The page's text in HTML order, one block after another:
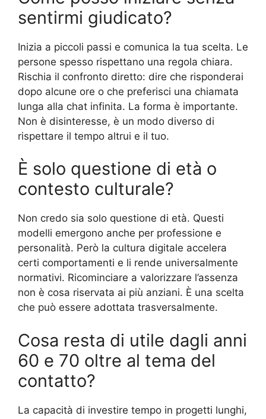
sentirmi giudicato?
Inizia a piccoli passi e comunica la tua scelta. Le
persone spesso rispettano una regola chiara.
Rischia il confronto diretto: dire che risponderai
dopo alcune ore o che preferisci una chiamata
lunga alla chat infinita. La forma è importante.
Non è disinteresse, è un modo diverso di
rispettare il tempo altrui e il tuo.
È solo questione di età o
contesto culturale?
Non credo sia solo questione di età. Questi
modelli emergono anche per professione e
personalità. Però la cultura digitale accelera
certi comportamenti e li rende universalmente
normativi. Ricominciare a valorizzare l’assenza
non è cosa riservata ai più anziani. È una scelta
che può essere adottata trasversalmente.
Cosa resta di utile dagli anni
60 e 70 oltre al tema del
contatto?
La capacità di investire tempo in progetti lunghi,